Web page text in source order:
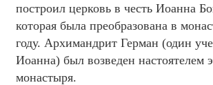
построил церковь в честь Иоанна
которая была преобразована в
году. Архимандрит Герман (один
Иоанна) был возведен настоятелем
монастыря.